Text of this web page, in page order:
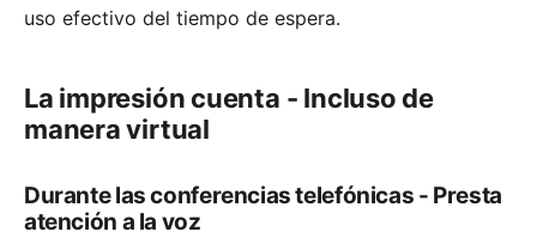
uso efectivo del tiempo de espera.
La impresión cuenta - Incluso de
manera virtual
Durante las conferencias telefónicas - Presta
atención a la voz